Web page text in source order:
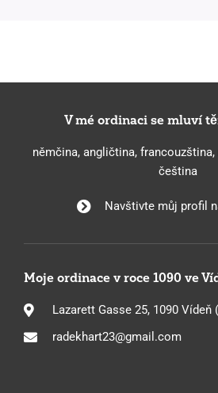
V mé ordinaci se mluví
němčina, angličtina,
čeština
Navštivte můj profil
Moje ordinace v roce 1090 ve
Lazarett Gasse 25, 1090 Vídeň
radekhart23@gmail.com